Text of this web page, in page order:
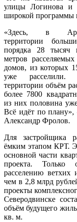
улицы Логинова и
широкой программы
«Здесь, в
территории
порядка 28 тысяч
метров
домов, из которых
уже
территории объём
более 7800
из них половина уже
Всё идёт по
Александр Фролов.
Для застройщика
ёмким этапом КРТ.
основной части
проекта. Только
расселению ветхих
чем в 2,8 млрд
проекты
Северодвинске
объём будущего
кв. м.